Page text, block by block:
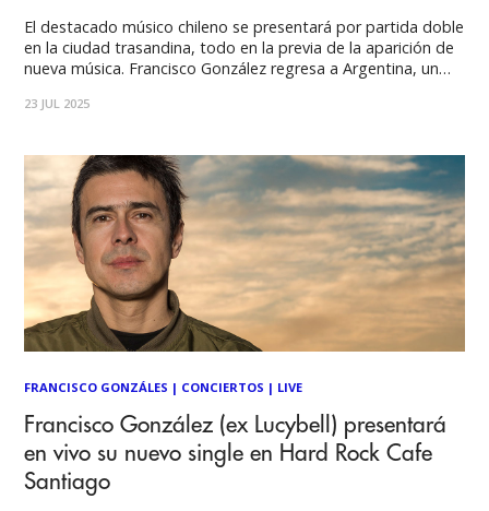
El destacado músico chileno se presentará por partida doble
en la ciudad trasandina, todo en la previa de la aparición de
nueva música. Francisco González regresa a Argentina, un
musical: un punto clave de inflexión en su historia personal
23 JUL 2025
FRANCISCO GONZÁLES | CONCIERTOS | LIVE
Francisco González (ex Lucybell) presentará
en vivo su nuevo single en Hard Rock Cafe
Santiago